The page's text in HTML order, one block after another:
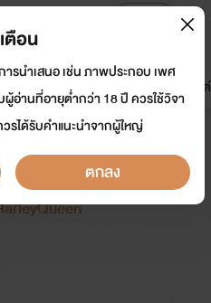
การ์ตูน
มาใหม่
ดรีมแชท ธัญลิสต์
L O V E ค น ค ลั่
ตือน
รนำเสนอ เช่น ภาพประกอบ เพศ
อ่านที่อายุต่ำกว่า 18 ปี ควรใช้วิจา
ได้รับคำแนะนำจากผู้ใหญ่
ตกลง